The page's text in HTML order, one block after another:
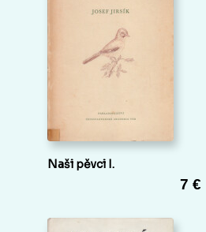
Naši pěvci I.
7 €